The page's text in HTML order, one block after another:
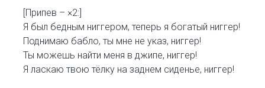
[Припев – ×2:]
Я был бедным ниггером, теперь я богатый ниггер!
Поднимаю бабло, ты мне не указ, ниггер!
Ты можешь найти меня в джипе, ниггер!
Я ласкаю твою тёлку на заднем сиденье, ниггер!